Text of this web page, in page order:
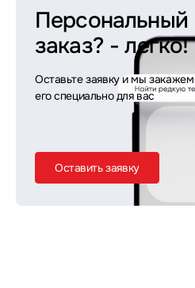
Персональный
заказ? - легко!
Оставьте заявку и мы закажем
его специально для вас
Оставить заявку